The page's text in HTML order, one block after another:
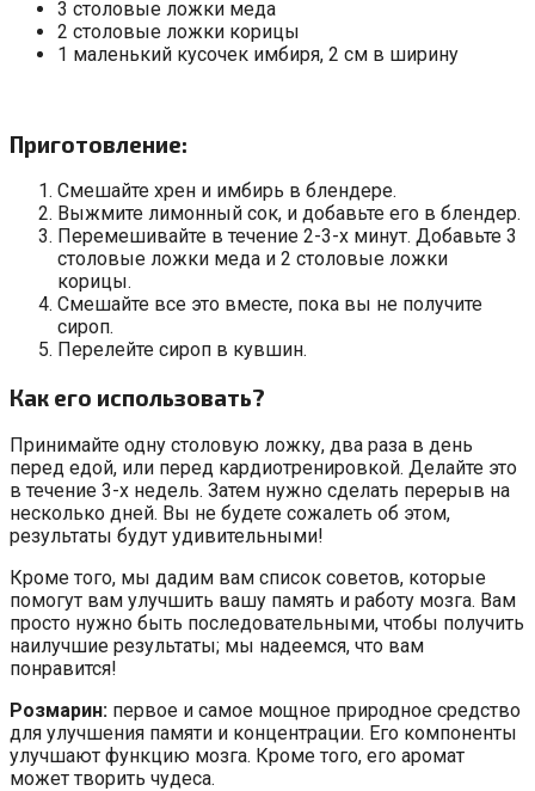
3 столовые ложки меда
2 столовые ложки корицы
1 маленький кусочек имбиря, 2 см в ширину
Приготовление:
Смешайте хрен и имбирь в блендере.
Выжмите лимонный сок, и добавьте его в блендер.
Перемешивайте в течение 2-3-х минут. Добавьте 3
столовые ложки меда и 2 столовые ложки
корицы.
Смешайте все это вместе, пока вы не получите
сироп.
Перелейте сироп в кувшин.
Как его использовать?
Принимайте одну столовую ложку, два раза в день
перед едой, или перед кардиотренировкой. Делайте это
в течение 3-х недель. Затем нужно сделать перерыв на
несколько дней. Вы не будете сожалеть об этом,
результаты будут удивительными!
Кроме того, мы дадим вам список советов, которые
помогут вам улучшить вашу память и работу мозга. Вам
просто нужно быть последовательными, чтобы получить
наилучшие результаты; мы надеемся, что вам
понравится!
Розмарин: первое и самое мощное природное средство
для улучшения памяти и концентрации. Его компоненты
улучшают функцию мозга. Кроме того, его аромат
может творить чудеса.